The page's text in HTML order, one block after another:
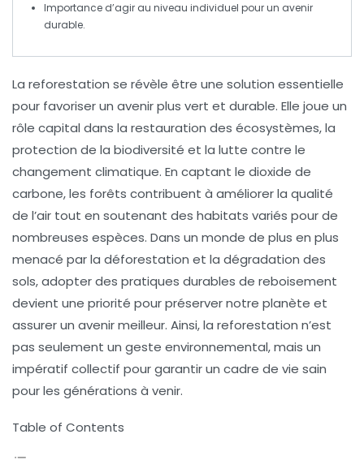
Importance d’agir au niveau individuel pour un avenir
durable.
La reforestation se révèle être une solution essentielle
pour favoriser un avenir plus vert et durable. Elle joue un
rôle capital dans la restauration des écosystèmes, la
protection de la biodiversité et la lutte contre le
changement climatique. En captant le dioxide de
carbone, les forêts contribuent à améliorer la qualité
de l’air tout en soutenant des habitats variés pour de
nombreuses espèces. Dans un monde de plus en plus
menacé par la déforestation et la dégradation des
sols, adopter des pratiques durables de reboisement
devient une priorité pour préserver notre planète et
assurer un avenir meilleur. Ainsi, la reforestation n’est
pas seulement un geste environnemental, mais un
impératif collectif pour garantir un cadre de vie sain
pour les générations à venir.
Table of Contents